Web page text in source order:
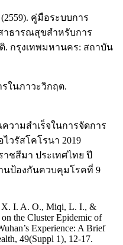
คู่มือระบบการ
าธารณสุขสำหรับการ
กรุงเทพมหานคร: สถาบัน
ในภาวะวิกฤต.
ความสำเร็จในการจัดการ
วรัสโคโรนา 2019
ชสีมา ประเทศไทย ปี
นป้องกันควบคุมโรคที่ 9
X. I. A. O., Miqi, L. I., &
the Cluster Epidemic of
Experience: A Brief
49(Suppl 1), 12-17.